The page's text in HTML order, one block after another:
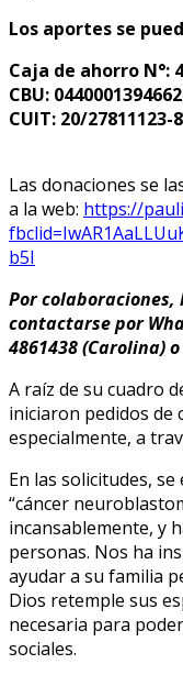
Los aportes se
Caja de ahorro N°:
CBU:
CUIT: 20/27811123-8
Las donaciones se
a la web: https://
b5I
Por
contactarse por
4861438 (Carolina)
A raíz de su cuadro
iniciaron pedidos de
especialmente, a
En las solicitudes,
“cáncer
incansablemente, y
personas. Nos ha
ayudar a su familia
Dios retemple sus
necesaria para
sociales.